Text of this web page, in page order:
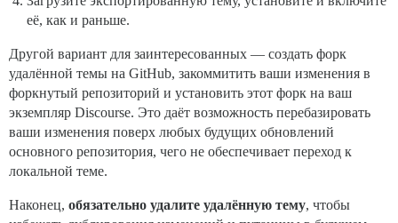
её, как и раньше.
Другой вариант для заинтересованных — создать форк
удалённой темы на GitHub, закоммитить ваши изменения в
форкнутый репозиторий и установить этот форк на ваш
экземпляр Discourse. Это даёт возможность перебазировать
ваши изменения поверх любых будущих обновлений
основного репозитория, чего не обеспечивает переход к
локальной теме.
Наконец, обязательно удалите удалённую тему, чтобы